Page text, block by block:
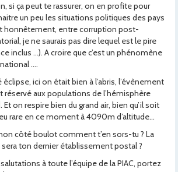
si ça peut te rassurer, on en profite pour
un peu les situations politiques des pays
honnêtement, entre corruption post-
je ne saurais pas dire lequel est le pire
inclus …). A croire que c’est un phénomène
….
éclipse, ici on était bien à l’abris, l’évènement
réservé aux populations de l’hémisphère
Et on respire bien du grand air, bien qu’il soit
rare en ce moment à 4090m d’altitude…
côté boulot comment t’en sors-tu ? La
sera ton dernier établissement postal ?
à toute l’équipe de la PIAC, portez